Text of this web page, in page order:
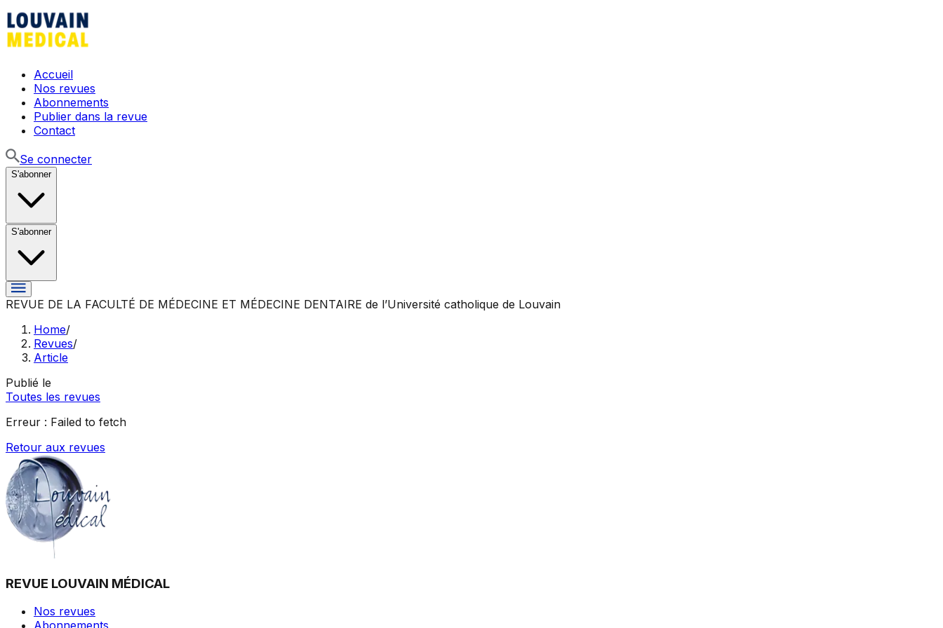
Accueil
Nos revues
Abonnements
Publier dans la revue
Contact
Se connecter
S'abonner
S'abonner
REVUE DE LA FACULTÉ DE MÉDECINE ET MÉDECINE DENTAIRE de l’Université catholique de Louvain
Home/
Revues/
Article
Publié le
Toutes les revues
Erreur : Failed to fetch
Retour aux revues
REVUE LOUVAIN MÉDICAL
Nos revues